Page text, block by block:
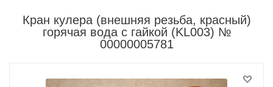
Кран кулера (внешняя резьба, красный)
горячая вода с гайкой (KL003) №
00000005781